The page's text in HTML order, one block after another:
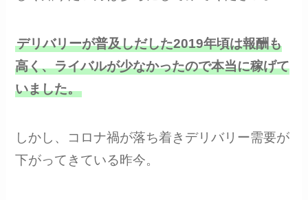
デリバリーが普及しだした2019年頃は報酬も
高く、ライバルが少なかったので本当に稼げて
いました。
しかし、コロナ禍が落ち着きデリバリー需要が
下がってきている昨今。